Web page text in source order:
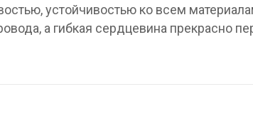
устойчивостью ко всем
а гибкая сердцевина прекрасно